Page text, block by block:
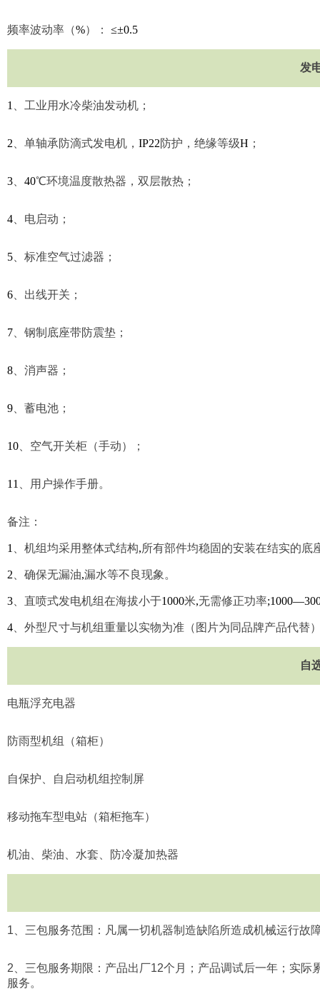
频率波动率（%）： ≤±0.5
发
1 工业用水冷柴油发动机；
2 单轴承防滴式发电机， IP22防护，绝缘等级H ；
3 40℃环境温度散热器，双层散热；
4 电启动；
5 标准空气过滤器；
6 出线开关；
7 钢制底座带防震垫；
8 消声器；
9 蓄电池；
10 、空气开关柜（手动）；
11 、用户操作手册。
备注：
1 、机组均采用整体式结构,所有部件均稳固的安装在结实的底
2 、确保无漏油,漏水等不良现象。
3 、直喷式发电机组在海拔小于1000米,无需修正功率
4 、外型尺寸与机组重量以实物为准（图片为同品牌产品代替
自
电瓶浮充电器
防雨型机组（箱柜）
自保护、自启动机组控制屏
移动拖车型电站（箱柜拖车）
机油、柴油、水套、防冷凝加热器
1 、三包服务范围：凡属一切机器制造缺陷所造成机械运行故
2 、三包服务期限：产品出厂12个月；产品调试后一年；实际
服务。